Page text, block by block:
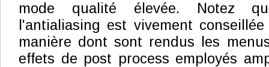
mode qualité élevée. Notez
l'antialiasing est vivement
manière dont sont rendus les
effets de post process employés